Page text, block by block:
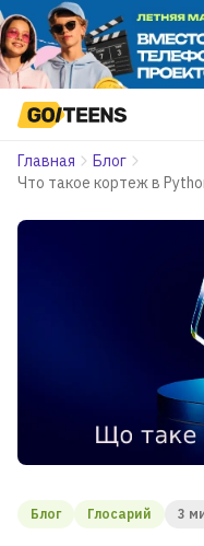
Главная
Блог
Что такое кортеж в
Блог Глосарий 3